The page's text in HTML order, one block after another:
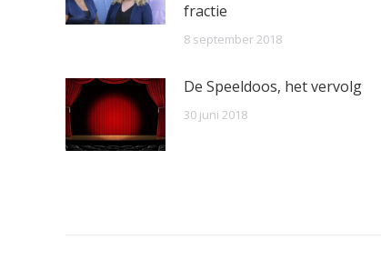
fractie
8 september 2018
De Speeldoos, het vervolg
30 juni 2018